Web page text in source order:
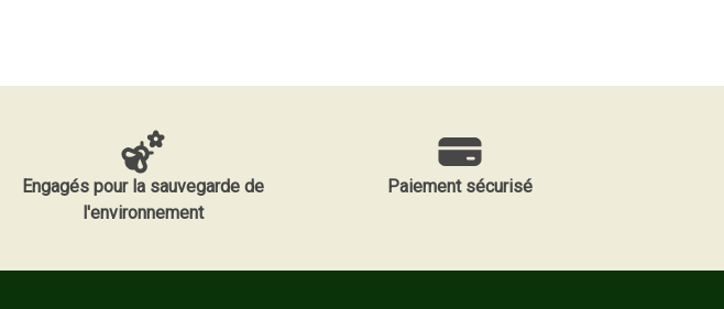
Engagés pour la sauvegarde de
l'environnement
Paiement sécurisé